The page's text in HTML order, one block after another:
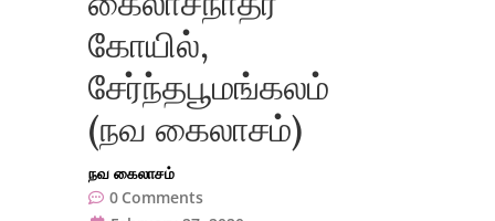
கோயில்,
சேர்ந்தபூமங்கலம்
(நவ கைலாசம்)
நவ கைலாசம்
0 Comments